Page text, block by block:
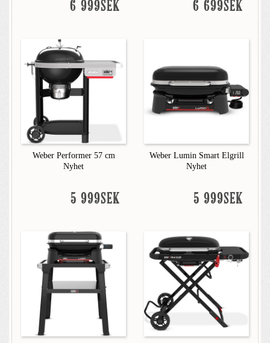
6 999SEK 6 699SEK
Weber Performer 57 cm
Nyhet
5 999SEK
Weber Lumin Smart Elgrill
Nyhet
5 999SEK